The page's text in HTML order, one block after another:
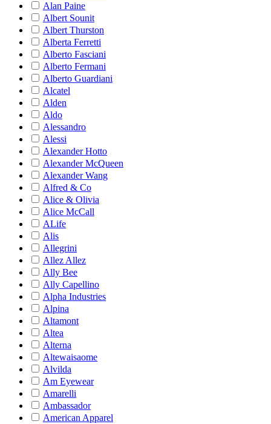
Alan Paine
Albert Sounit
Albert Thurston
Alberta Ferretti
Alberto Fasciani
Alberto Fermani
Alberto Guardiani
Alcatel
Alden
Aldo
Alessandro
Alessi
Alexander Hotto
Alexander McQueen
Alexander Wang
Alfred & Co
Alice & Olivia
Alice McCall
ALife
Alis
Allegrini
Allez Allez
Ally Bee
Ally Capellino
Alpha Industries
Alpina
Altamont
Altea
Alterna
Altewaisaome
Alvilda
Am Eyewear
Amarelli
Ambassador
American Apparel